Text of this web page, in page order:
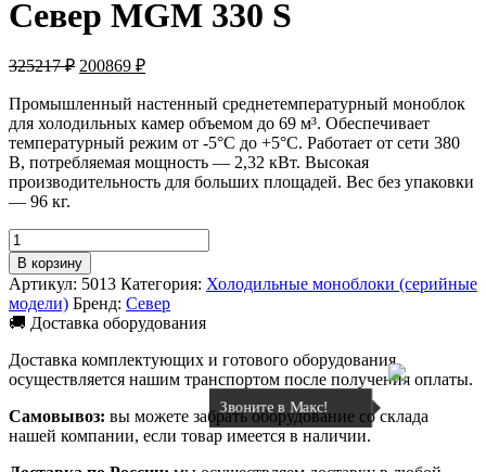
Север MGM 330 S
325217₽ Первоначальная
составляла
325217 ₽.
200869 ₽Текущая
200869 ₽.
Промышленный настенный среднетемпературный моноблок
для холодильных камер объемом до 69 м³. Обеспечивает
температурный режим от -5°C до +5°C. Работает от сети 380
В, потребляемая мощность — 2,32 кВт. Высокая
производительность для больших площадей. Вес без упаковки
— 96 кг.
Количество
товара
Холодильный
моноблок
Север
MGM
330
S
В корзину
Артикул: 5013 Категория: Холодильные моноблоки (серийные
модели) Бренд: Север
🚚 Доставка оборудования
Доставка комплектующих и готового оборудования
осуществляется нашим транспортом после получения оплаты.
Самовывоз: вы можете забрать оборудование со склада
нашей компании, если товар имеется в наличии.
Звоните в Макс!